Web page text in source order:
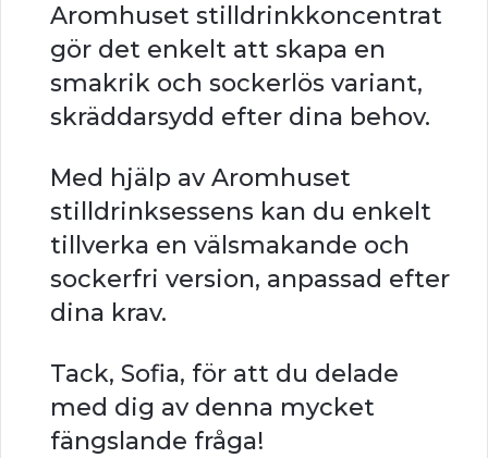
Aromhuset stilldrinkkoncentrat
gör det enkelt att skapa en
smakrik och sockerlös variant,
skräddarsydd efter dina behov.
Med hjälp av Aromhuset
stilldrinksessens kan du enkelt
tillverka en välsmakande och
sockerfri version, anpassad efter
dina krav.
Tack, Sofia, för att du delade
med dig av denna mycket
fängslande fråga!